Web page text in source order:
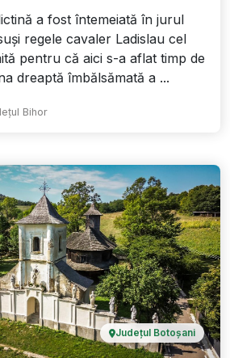
a fost întemeiată în jurul
regele cavaler Ladislau cel
pentru că aici s-a aflat timp de
dreaptă îmbălsămată a ...
Bihor
Județul Botoșani